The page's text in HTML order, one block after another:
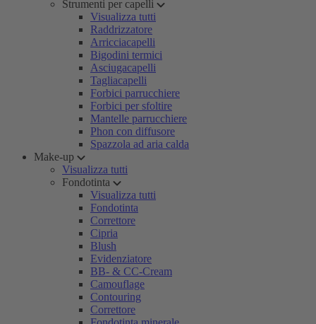
Strumenti per capelli
Visualizza tutti
Raddrizzatore
Arricciacapelli
Bigodini termici
Asciugacapelli
Tagliacapelli
Forbici parrucchiere
Forbici per sfoltire
Mantelle parrucchiere
Phon con diffusore
Spazzola ad aria calda
Make-up
Visualizza tutti
Fondotinta
Visualizza tutti
Fondotinta
Correttore
Cipria
Blush
Evidenziatore
BB- & CC-Cream
Camouflage
Contouring
Correttore